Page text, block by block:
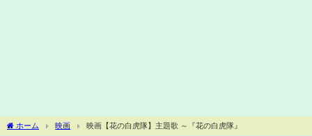
ホーム 映画 映画【花の白虎隊】主題歌 ～『花の白虎隊』